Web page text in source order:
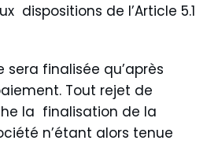
dispositions de l’Article 5.1
sera finalisée qu’après
Tout rejet de
la finalisation de la
n’étant alors tenue